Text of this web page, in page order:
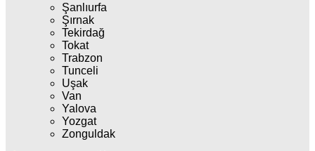
Şanlıurfa
Şırnak
Tekirdağ
Tokat
Trabzon
Tunceli
Uşak
Van
Yalova
Yozgat
Zonguldak